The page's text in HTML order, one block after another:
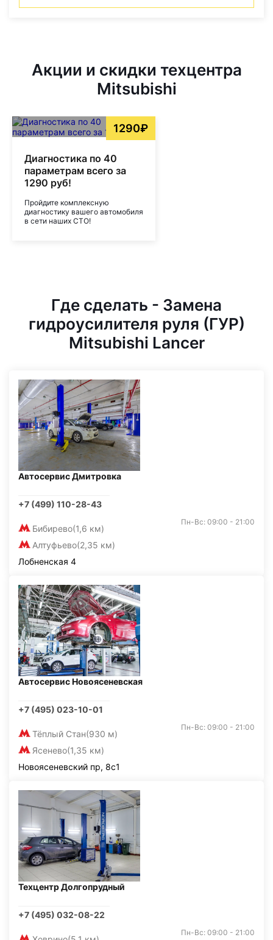
Акции и скидки техцентра
Mitsubishi
1290₽
Диагностика по 40
параметрам всего за
1290 руб!
Пройдите комплексную
диагностику вашего автомобиля
в сети наших СТО!
Где сделать - Замена
гидроусилителя руля (ГУР)
Mitsubishi Lancer
Автосервис Дмитровка
+7 (499) 110-28-43
Бибирево(1,6 км)
Алтуфьево(2,35 км)
Пн-Вс: 09:00 - 21:00
Лобненская 4
Автосервис Новоясеневская
+7 (495) 023-10-01
Тёплый Стан(930 м)
Ясенево(1,35 км)
Пн-Вс: 09:00 - 21:00
Новоясеневский пр, 8с1
Техцентр Долгопрудный
+7 (495) 032-08-22
Пн-Вс: 09:00 - 21:00